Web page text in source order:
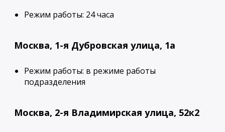
Режим работы: 24 часа
Москва, 1-я Дубровская улица, 1а
Режим работы: в режиме работы
подразделения
Москва, 2-я Владимирская улица, 52к2